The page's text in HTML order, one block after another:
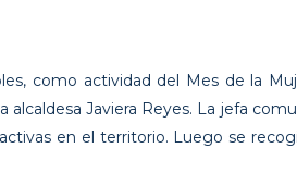
como actividad del Mes de la
Javiera Reyes. La jefa
en el territorio. Luego se